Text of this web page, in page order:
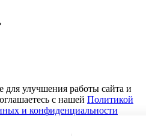
улучшения работы сайта и
с нашей Политикой
и конфиденциальности